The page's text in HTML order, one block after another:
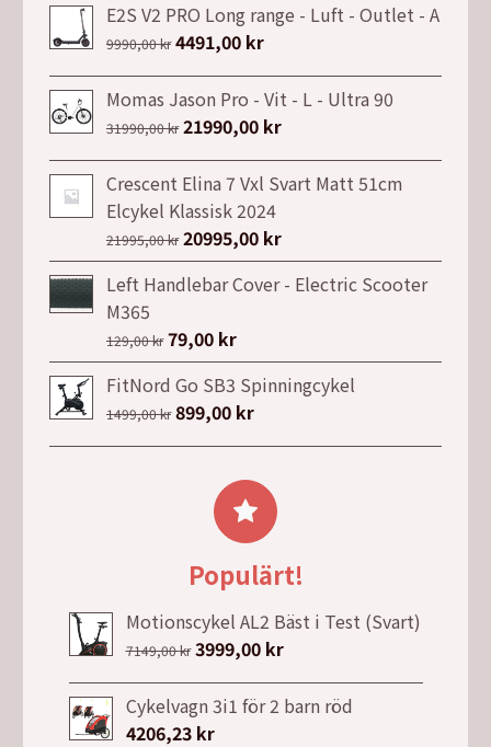
E2S V2 PRO Long range - Luft - Outlet - A
9990,00kr Det
ursprungliga
priset
var:
4491,00 krDet
nuvarande
priset
är:
Momas Jason Pro - Vit - L - Ultra 90
31990,00kr Det
ursprungliga
priset
var:
31990,00 kr.
21990,00 krDet
nuvarande
priset
21990,00 kr.
Crescent Elina 7 Vxl Svart Matt 51cm
Elcykel Klassisk 2024
21995,00kr Det
ursprungliga
priset
21995,00 kr.
20995,00 krDet
nuvarande
priset
Left Handlebar Cover - Electric Scooter
M365
129,00kr Det
ursprungliga
priset
var:
129,00 kr.
79,00 krDet
nuvarande
priset
är:
79,00 kr.
FitNord Go SB3 Spinningcykel
1499,00kr Det
ursprungliga
1499,00 kr.
899,00 krDet
nuvarande
är:
899,00 kr.
Populärt!
Motionscykel AL2 Bäst i Test (Svart)
7149,00kr Det
priset
var:
3999,00 krDet
priset
Cykelvagn 3i1 för 2 barn röd
4206,23 kr